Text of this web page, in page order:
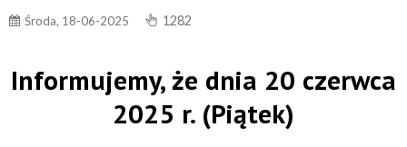
Środa, 18-06-2025 1282
Informujemy, że dnia 20 czerwca
2025 r. (Piątek)